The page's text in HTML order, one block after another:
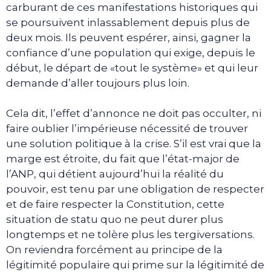
carburant de ces manifestations historiques qui
se poursuivent inlassablement depuis plus de
deux mois. Ils peuvent espérer, ainsi, gagner la
confiance d’une population qui exige, depuis le
début, le départ de «tout le système» et qui leur
demande d’aller toujours plus loin.
Cela dit, l’effet d’annonce ne doit pas occulter, ni
faire oublier l’impérieuse nécessité de trouver
une solution politique à la crise. S’il est vrai que la
marge est étroite, du fait que l’état-major de
l’ANP, qui détient aujourd’hui la réalité du
pouvoir, est tenu par une obligation de respecter
et de faire respecter la Constitution, cette
situation de statu quo ne peut durer plus
longtemps et ne tolère plus les tergiversations.
On reviendra forcément au principe de la
légitimité populaire qui prime sur la légitimité de